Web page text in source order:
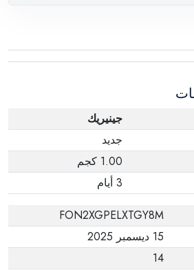
لاحظ أنه لا يمكن إرجاع المنتجات
جينيريك
جديد
1.00 كجم
3 أيام
FON2XGPELXTGY8M
15 ديسمبر 2025
14